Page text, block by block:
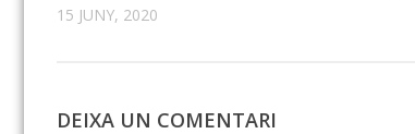
15 JUNY, 2020
DEIXA UN COMENTARI